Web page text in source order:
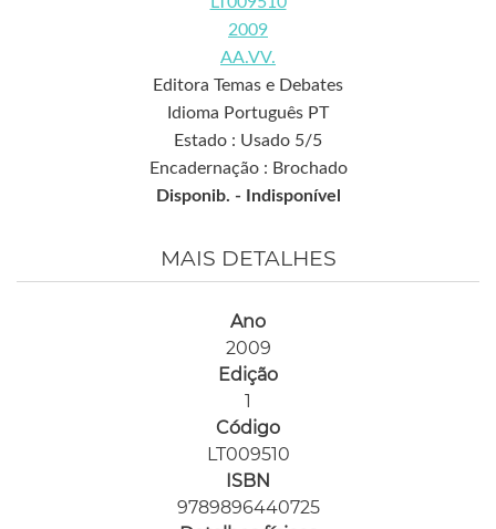
2009
AA.VV.
Editora Temas e Debates
Idioma Português PT
Estado : Usado 5/5
Encadernação : Brochado
Disponib. -
Indisponível
MAIS DETALHES
Ano
2009
Edição
1
Código
LT009510
ISBN
9789896440725